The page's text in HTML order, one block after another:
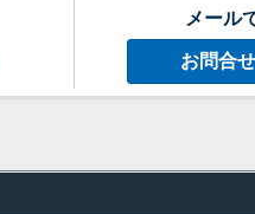
メール
お問合